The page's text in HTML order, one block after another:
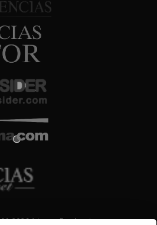
2026 Arte por Excelencias.